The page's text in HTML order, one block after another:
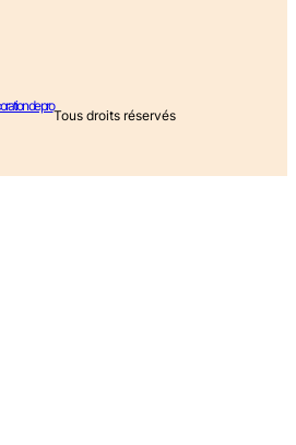
de pro
Tous droits réservés